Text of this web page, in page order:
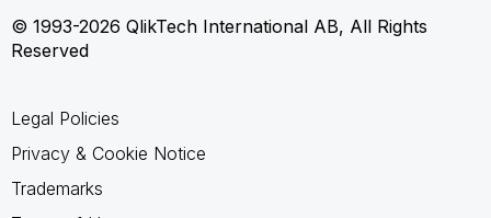
© 1993-2026 QlikTech International AB, All Rights
Reserved
Legal Policies
Privacy & Cookie Notice
Trademarks